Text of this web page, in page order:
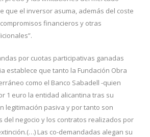
que el inversor asuma, además del coste
financieros y otras
por cuotas participativas ganadas
establece que tanto la Fundación Obra
como el Banco Sabadell -quien
1 euro la entidad alicantina tras su
legitimación pasiva y por tanto son
del negocio y los contratos realizados por
Las co-demandadas alegan su